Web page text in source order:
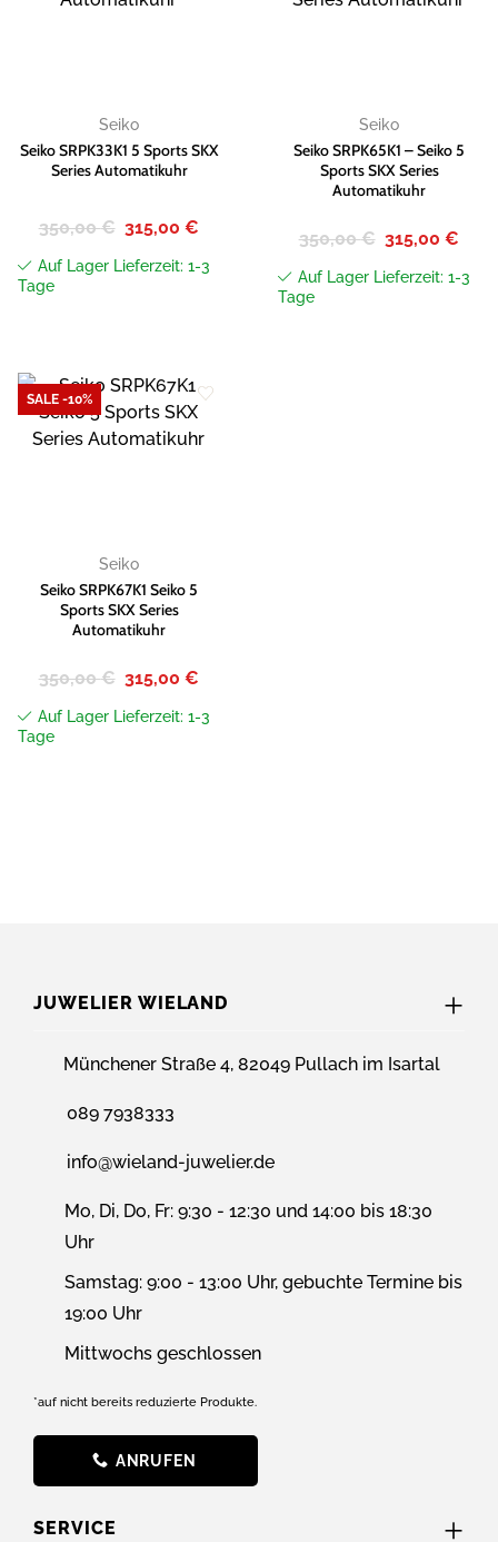
Wunschliste
Seiko
Seiko SRPK33K1 5 Sports SKX
Series Automatikuhr
350,00€ Ursprünglicher
Preis
350,00 €
315,00€
315,00 €.
Auf Lager Lieferzeit: 1-3
Tage
Wunschliste
Seiko
Seiko SRPK65K1 – Seiko 5
Sports SKX Series
Automatikuhr
350,00€ Ursprünglicher
Preis
350,00 €
315,00€
Auf Lager Lieferzeit: 1-3
Tage
SALE -10%
Zur
Wunschliste
Seiko
Seiko SRPK67K1 Seiko 5
Sports SKX Series
Automatikuhr
350,00€ Ursprünglicher
Preis
350,00 €
315,00€
315,00 €.
Auf Lager Lieferzeit: 1-3
Tage
JUWELIER WIELAND
Münchener Straße 4, 82049 Pullach im Isartal
089 7938333
info@wieland-juwelier.de
Mo, Di, Do, Fr: 9:30 - 12:30 und 14:00 bis 18:30
Uhr
Samstag: 9:00 - 13:00 Uhr, gebuchte Termine bis
19:00 Uhr
Mittwochs geschlossen
*auf nicht bereits reduzierte Produkte.
ANRUFEN
SERVICE